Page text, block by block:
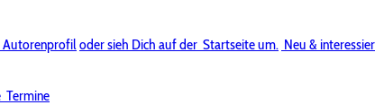
Autorenprofiloder sieh Dich auf der Startseite um. Neu &
Termine